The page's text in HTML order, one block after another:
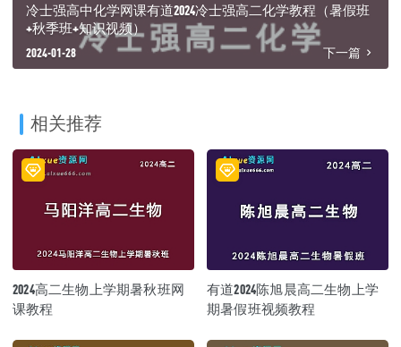
冷士强高中化学网课有道2024冷士强高二化学教程（暑假班
+秋季班+知识视频）
2024-01-28 下一篇
相关推荐
2024高二生物上学期暑秋班网
课教程
有道2024陈旭晨高二生物上学
期暑假班视频教程